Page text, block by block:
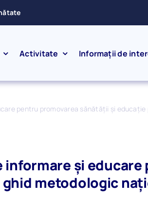
Activitate Informații de
pentru promovarea sănătăţii şi
informare şi
metodologic